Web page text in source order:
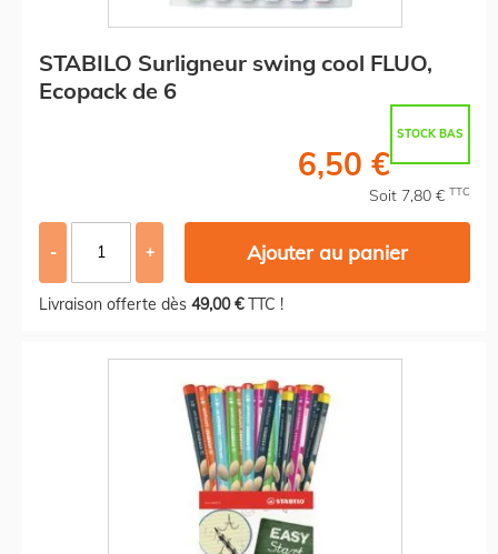
STABILO Surligneur swing cool FLUO,
Ecopack de 6
STOCK BAS
6,50 €
Soit 7,80 € TTC
- + Ajouter au panier
Livraison offerte dès 49,00 €TTC !